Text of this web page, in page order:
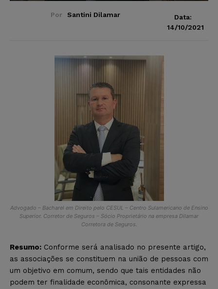
Por Santini Dilamar
Data:
14/10/2021
Advogado – Bacharel em Direito pelo CESUL – Centro Sulamericano de Ensino
Superior. Corretor de Seguros – Sócio Proprietário na empresa Dilamar
Corretora de Seguros.
Resumo: Conforme será analisado no presente artigo,
as associações se constituem na união de pessoas com
um objetivo em comum, sendo que tais entidades não
podem ter finalidade econômica, consonante expressa